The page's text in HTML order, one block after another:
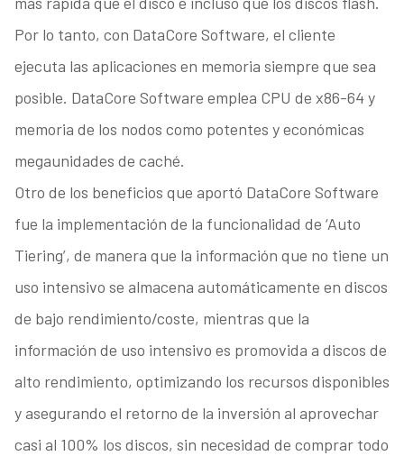
Por lo tanto, con DataCore Software, el cliente
ejecuta las aplicaciones en memoria siempre que sea
posible. DataCore Software emplea CPU de x86-64 y
memoria de los nodos como potentes y económicas
megaunidades de caché.
Otro de los beneficios que aportó DataCore Software
fue la implementación de la funcionalidad de ‘Auto
Tiering’, de manera que la información que no tiene un
uso intensivo se almacena automáticamente en discos
de bajo rendimiento/coste, mientras que la
información de uso intensivo es promovida a discos de
alto rendimiento, optimizando los recursos disponibles
y asegurando el retorno de la inversión al aprovechar
casi al 100% los discos, sin necesidad de comprar todo